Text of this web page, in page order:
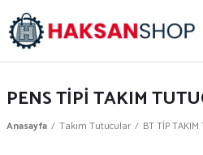
PENS TİPİ TAKIM
Anasayfa Takım Tutucular BT TİP TAKIM